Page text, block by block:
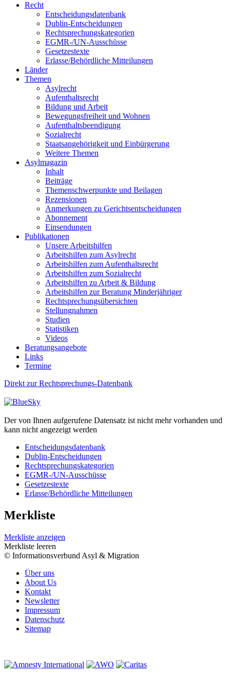
Recht
Entscheidungsdatenbank
Dublin-Entscheidungen
Rechtsprechungskategorien
EGMR-/UN-Ausschüsse
Gesetzestexte
Erlasse/Behördliche Mitteilungen
Länder
Themen
Asylrecht
Aufenthaltsrecht
Bildung und Arbeit
Bewegungsfreiheit und Wohnen
Aufenthaltsbeendigung
Sozialrecht
Staatsangehörigkeit und Einbürgerung
Weitere Themen
Asylmagazin
Inhalt
Beiträge
Themenschwerpunkte und Beilagen
Rezensionen
Anmerkungen zu Gerichtsentscheidungen
Abonnement
Einsendungen
Publikationen
Unsere Arbeitshilfen
Arbeitshilfen zum Asylrecht
Arbeitshilfen zum Aufenthaltsrecht
Arbeitshilfen zum Sozialrecht
Arbeitshilfen zu Arbeit & Bildung
Arbeitshilfen zur Beratung Minderjähriger
Rechtsprechungsübersichten
Stellungnahmen
Studien
Statistiken
Videos
Beratungsangebote
Links
Termine
Direkt zur Rechtsprechungs-Datenbank
Der von Ihnen aufgerufene Datensatz ist nicht mehr vorhanden und
kann nicht angezeigt werden
Entscheidungsdatenbank
Dublin-Entscheidungen
Rechtsprechungskategorien
EGMR-/UN-Ausschüsse
Gesetzestexte
Erlasse/Behördliche Mitteilungen
Merkliste
Merkliste anzeigen
Merkliste leeren
© Informationsverbund Asyl & Migration
Über uns
About Us
Kontakt
Newsletter
Impressum
Datenschutz
Sitemap